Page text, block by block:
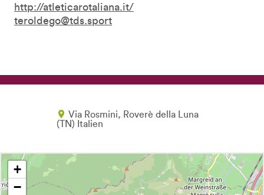
http://atleticarotaliana.it/
teroldego@tds.sport
Via Rosmini Roverè della Luna
TN Italien
+
−